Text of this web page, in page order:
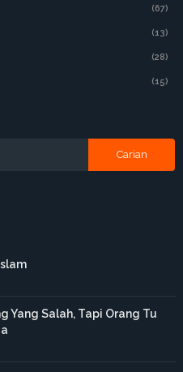
(67)
(13)
(28)
(15)
Yang Salah, Tapi Orang Tu